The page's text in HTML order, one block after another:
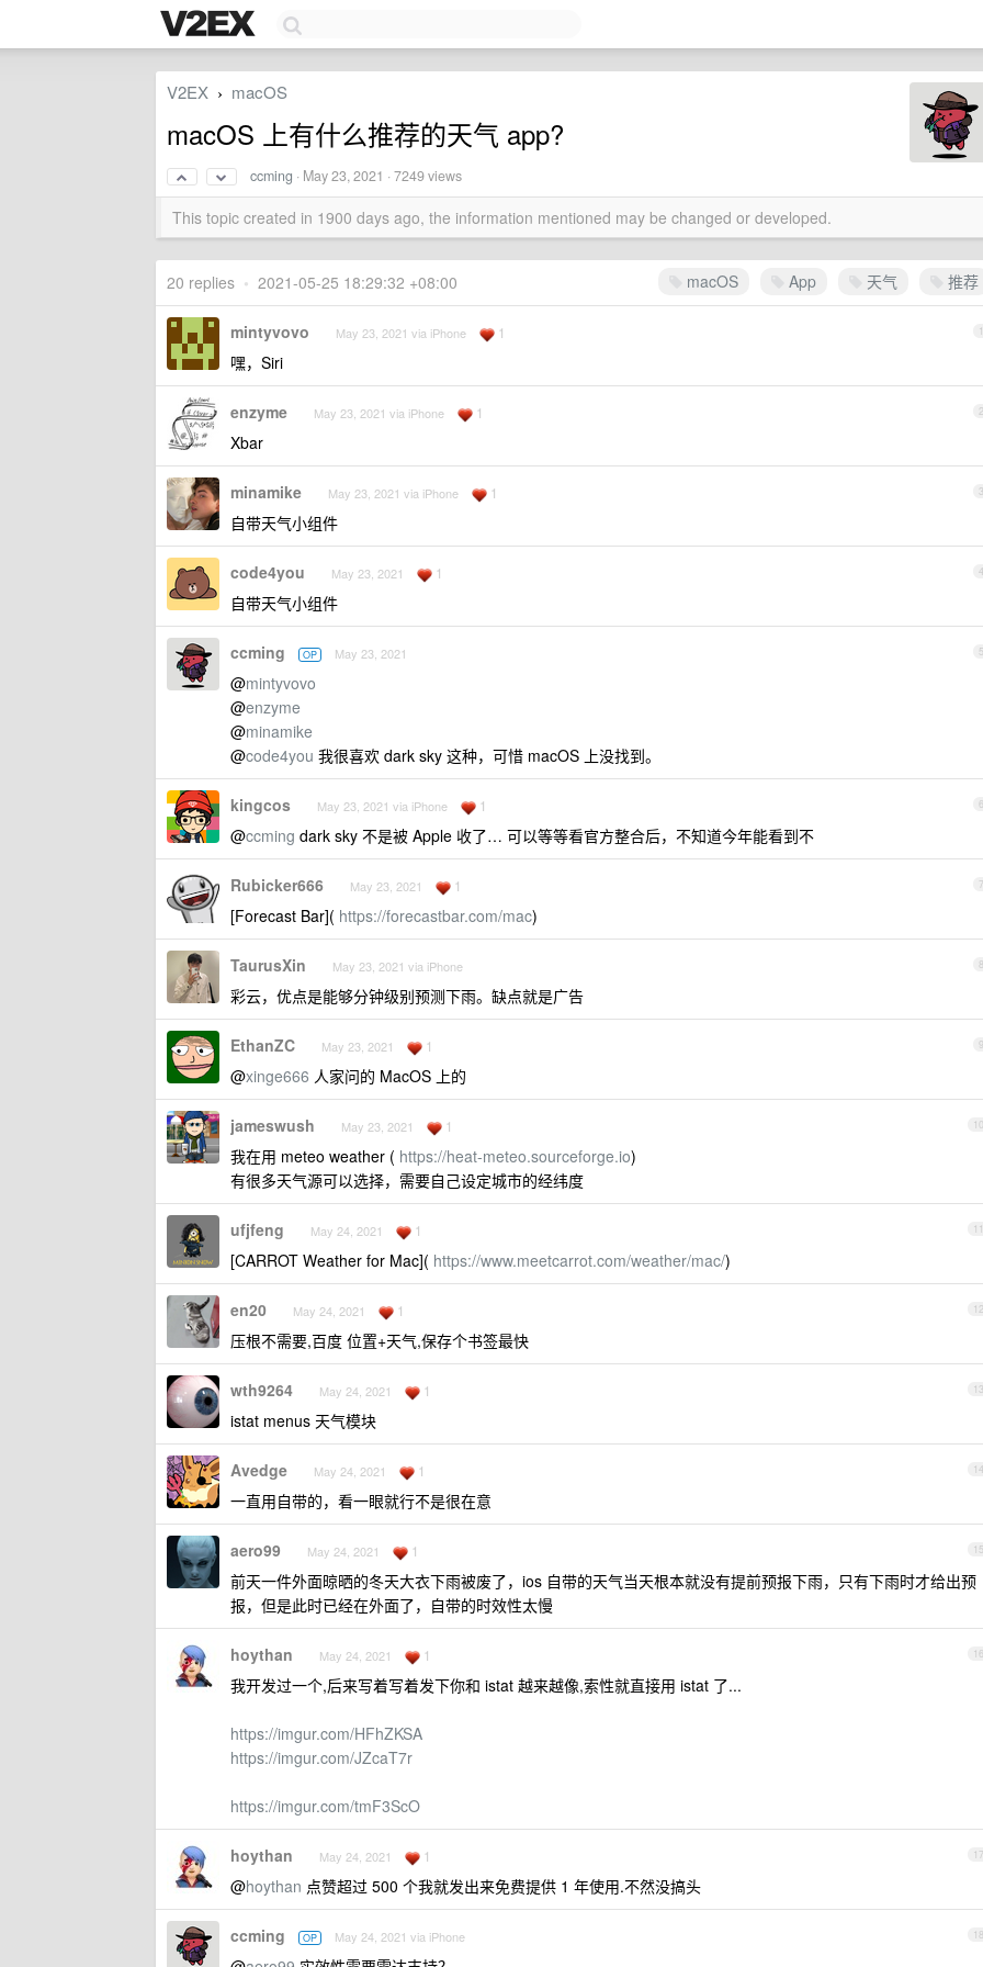
V2EX › macOS
macOS 上有什么推荐的天气 app?
ccming · May 23, 2021 · 7249 views
This topic created in 1900 days ago, the information mentioned may be changed or developed.
macOS App 天气 推荐
20 replies • 2021-05-25 18:29:32 +08:00
1
mintyvovo May 23, 2021 via iPhone 1
嘿，Siri
2
enzyme May 23, 2021 via iPhone 1
Xbar
3
minamike May 23, 2021 via iPhone 1
自带天气小组件
4
code4you May 23, 2021 1
自带天气小组件
5
ccming OP May 23, 2021
@mintyvovo
@enzyme
@minamike
@code4you 我很喜欢 dark sky 这种，可惜 macOS 上没找到。
6
kingcos May 23, 2021 via iPhone 1
@ccming dark sky 不是被 Apple 收了… 可以等等看官方整合后，不知道今年能看到不
7
Rubicker666 May 23, 2021 1
[Forecast Bar]( https://forecastbar.com/mac)
8
TaurusXin May 23, 2021 via iPhone
彩云，优点是能够分钟级别预测下雨。缺点就是广告
9
EthanZC May 23, 2021 1
@xinge666 人家问的 MacOS 上的
10
jameswush May 23, 2021 1
我在用 meteo weather ( https://heat-meteo.sourceforge.io)
有很多天气源可以选择，需要自己设定城市的经纬度
11
ufjfeng May 24, 2021 1
[CARROT Weather for Mac]( https://www.meetcarrot.com/weather/mac/)
12
en20 May 24, 2021 1
压根不需要,百度 位置+天气,保存个书签最快
13
wth9264 May 24, 2021 1
istat menus 天气模块
14
Avedge May 24, 2021 1
一直用自带的，看一眼就行不是很在意
15
aero99 May 24, 2021 1
前天一件外面晾晒的冬天大衣下雨被废了，ios 自带的天气当天根本就没有提前预报下雨，只有下雨时才给出预
报，但是此时已经在外面了，自带的时效性太慢
16
hoythan May 24, 2021 1
我开发过一个,后来写着写着发下你和 istat 越来越像,索性就直接用 istat 了...
https://imgur.com/HFhZKSA
https://imgur.com/JZcaT7r
https://imgur.com/tmF3ScO
17
hoythan May 24, 2021 1
@hoythan 点赞超过 500 个我就发出来免费提供 1 年使用.不然没搞头
18
ccming OP May 24, 2021 via iPhone